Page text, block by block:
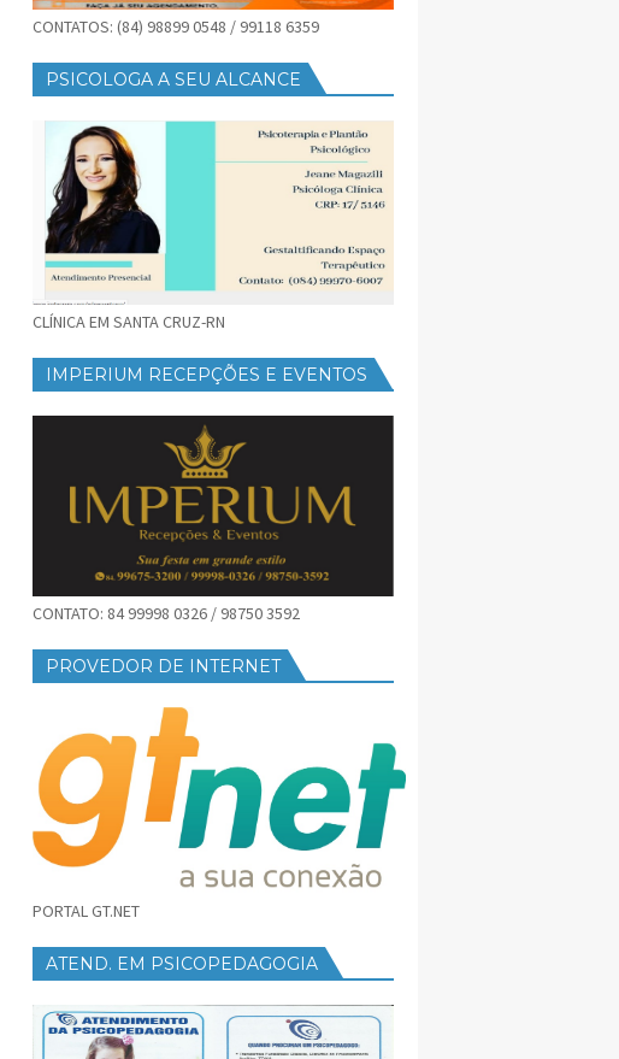
CONTATOS: (84) 98899 0548 / 99118 6359
PSICOLOGA A SEU ALCANCE
CLÍNICA EM SANTA CRUZ-RN
IMPERIUM RECEPÇÕES E EVENTOS
CONTATO: 84 99998 0326 / 98750 3592
PROVEDOR DE INTERNET
PORTAL GT.NET
ATEND. EM PSICOPEDAGOGIA